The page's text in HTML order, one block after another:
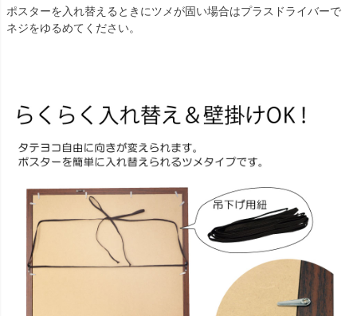
ポスターを入れ替えるときにツメが固い場合はプラスドライバーで
ネジをゆるめてください。